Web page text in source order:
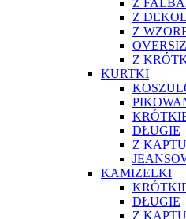
Z
Z
Z
Z
KURTKI
DŁUGIE
Z
KAMIZELKI
DŁUGIE
Z